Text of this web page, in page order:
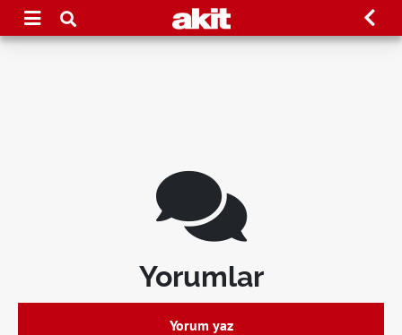
Yorumlar
Yorum yaz